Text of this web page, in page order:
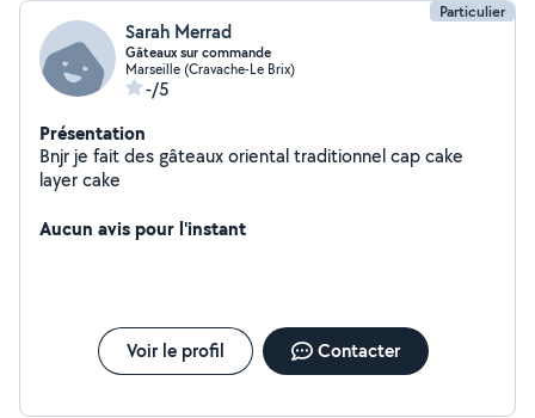
Particulier
Sarah Merrad
Gâteaux sur commande
Marseille (Cravache-Le Brix)
-/5
Présentation
Bnjr je fait des gâteaux oriental traditionnel cap cake
layer cake
Aucun avis pour l'instant
Voir le profil Contacter